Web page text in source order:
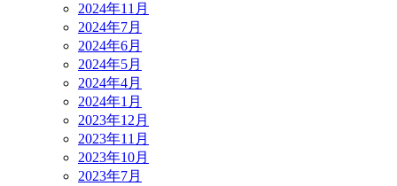
2024年11月
2024年7月
2024年6月
2024年5月
2024年4月
2024年1月
2023年12月
2023年11月
2023年10月
2023年7月